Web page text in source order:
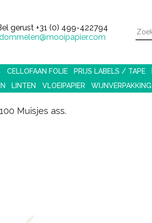
gerust +31 (0) 499-422794
CELLOFAAN FOLIE PRIJS LABELS / TAPE
LINTEN VLOEIPAPIER WIJNVERPAKKING
100 Muisjes ass.